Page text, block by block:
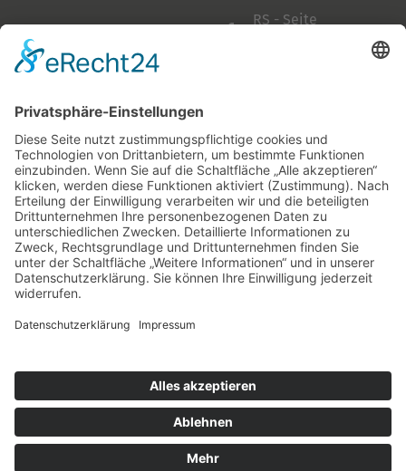
RS - Seite
Folge mir
Zahlungsarten
& Vorab-Überweisung
Alle Preise inkl. gesetzl. Mehrwertsteuer zzgl.
Datenschutzerklärung
© 2026 SCHNAUZEN-KONTOR. Alle Rechte vorbehalten.